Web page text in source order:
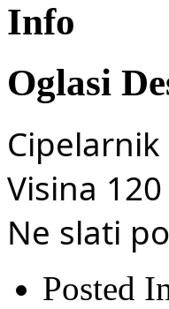
Info
Oglasi
Visina
Ne slati
Posted